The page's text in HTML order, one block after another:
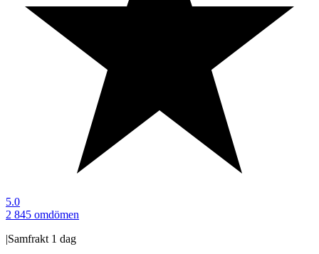
5.0
2 845 omdömen
|Samfrakt 1 dag